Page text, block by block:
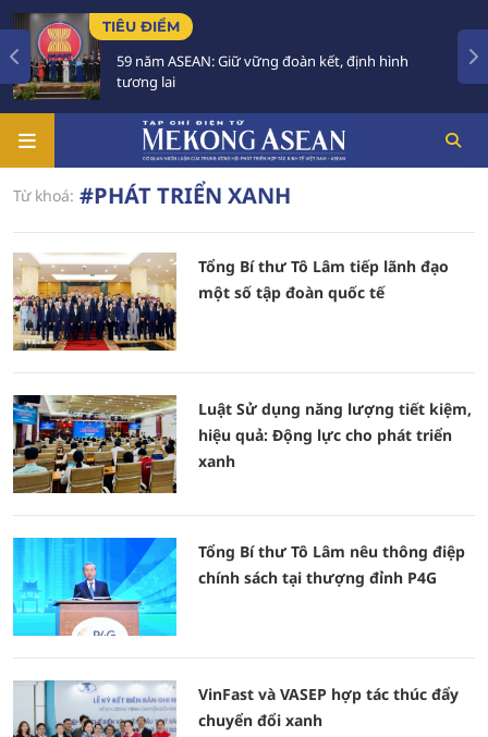
TIÊU ĐIỂM
59 năm ASEAN: Giữ vững đoàn kết, định hình
tương lai
Từ khoá: #PHÁT TRIỂN XANH
Tổng Bí thư Tô Lâm tiếp lãnh đạo
một số tập đoàn quốc tế
Luật Sử dụng năng lượng tiết kiệm,
hiệu quả: Động lực cho phát triển
xanh
Tổng Bí thư Tô Lâm nêu thông điệp
chính sách tại thượng đỉnh P4G
VinFast và VASEP hợp tác thúc đẩy
chuyển đổi xanh